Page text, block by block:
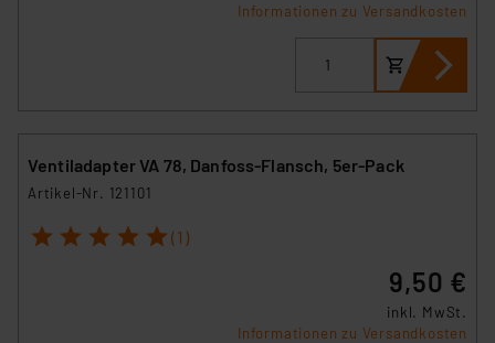
Informationen zu Versandkosten
Ventiladapter VA 78, Danfoss-Flansch, 5er-Pack
Artikel-Nr. 121101
1 2 3 4 5 (1)
9,50 €
inkl. MwSt.
Informationen zu Versandkosten